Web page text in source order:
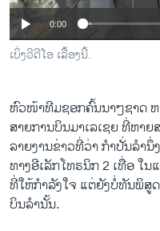
ທຸລະກິດ
ພາສາອັງກິດ
ສຽງ
ລາຍການກະຈາຍສຽງ
ລາຍງານ
ຕິດຕາມພວກເຮົາ ທີ່
0:00
ເບິ່ງວີດີໂອ ເລື້ອງນີ້.
ຫົວໜ້າ​ທີ​ມ​ຊອກ​ຄົ້ນ​ນາໆ​ຊາດ ຫ
ສາຍ​ການບິນ​ມາ​ເລ​ເຊຍ ທີ່​ຫາ
ລາຍ​ງານຂ່າວ​ທີ່​ວ່າ ກຳ​ປັ່ນ​ລຳ​
ທາງ​ອີ​ເລັກໂທຣນິກ 2 ​ເທື່ອ ​ໃນ​
ທີ່ໃຫ້​ກຳລັງ​ໃຈ ​ແຕ່​ຍັງ​ບໍ່​ທັນ​ພິສູ
ບິນ​ລຳ​ນັ້ນ.